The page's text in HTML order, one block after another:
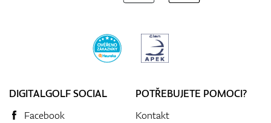
DIGITALGOLF SOCIAL
Facebook
POTŘEBUJETE POMOCI?
Kontakt